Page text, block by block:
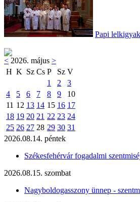
Papi
< 2026. május >
H K Sz Cs P Sz V
1
2
3
4
5 6 7 8 9
10
11 12 13 14 15 16 17
18 19 20 21 22 23 24
25 26 27 28 29 30 31
2026.08.14. péntek
Székesfehérvár fogadalmi
2026.08.15. szombat
Nagyboldogasszony ünnep -